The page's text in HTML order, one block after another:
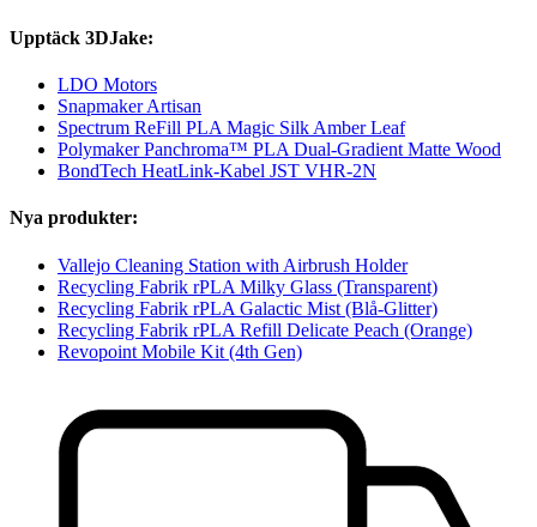
Upptäck 3DJake:
LDO Motors
Snapmaker Artisan
Spectrum ReFill PLA Magic Silk Amber Leaf
Polymaker Panchroma™ PLA Dual-Gradient Matte Wood
BondTech HeatLink-Kabel JST VHR-2N
Nya produkter:
Vallejo Cleaning Station with Airbrush Holder
Recycling Fabrik rPLA Milky Glass (Transparent)
Recycling Fabrik rPLA Galactic Mist (Blå-Glitter)
Recycling Fabrik rPLA Refill Delicate Peach (Orange)
Revopoint Mobile Kit (4th Gen)